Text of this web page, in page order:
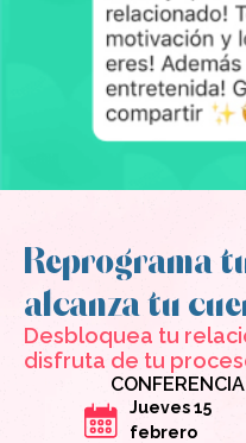
Reprograma
alcanza tu
Desbloquea tu
disfruta de tu
Jueves 15
febrero